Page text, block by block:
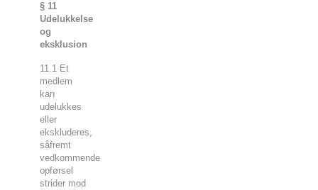
§ 11
Udelukkelse
og
eksklusion
11.1 Et
medlem
kan
udelukkes
eller
ekskluderes,
såfremt
vedkommendes
opførsel
strider mod